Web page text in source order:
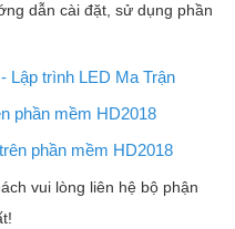
dẫn cài đặt, sử dụng phần
Lập trình LED Ma Trận
phần mềm HD2018
phần mềm HD2018
vui lòng liên hệ bộ phận